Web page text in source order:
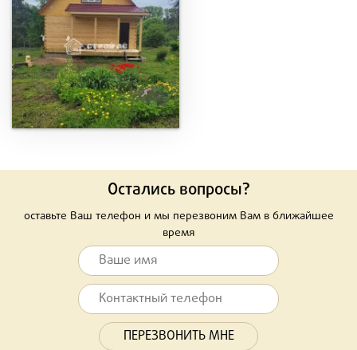
Остались вопросы?
оставьте Ваш телефон и мы перезвоним Вам в ближайшее
время